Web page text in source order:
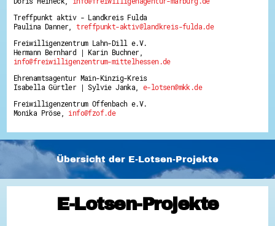
Treffpunkt aktiv - Landkreis Fulda
Paulina Danner,treffpunkt-aktiv@landkreis-fulda.de
Freiwilligenzentrum Lahn-Dill e.V.
Hermann Bernhard | Karin Buchner,
info@freiwilligenzentrum-mittelhessen.de
Ehrenamtsagentur Main-Kinzig-Kreis
Isabella Gürtler | Sylvie Janka,e-lotsen@mkk.de
Freiwilligenzentrum Offenbach e.V.
Monika Pröse, info@fzof.de
Übersicht der E-Lotsen-Projekte
E-Lotsen-Projekte